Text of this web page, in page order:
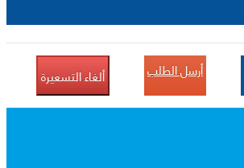
أرسل الطلب ألغاء التسعيرة